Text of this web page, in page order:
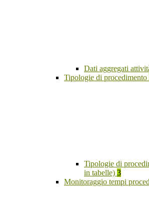
Dati aggregati
Tipologie di procedimento
Tipologie di
in tabelle) 3
Monitoraggio tempi